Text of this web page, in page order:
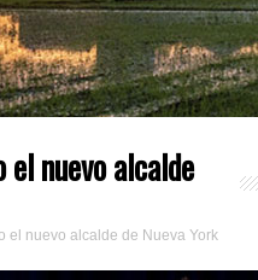
nuevo alcalde
el nuevo alcalde de Nueva York